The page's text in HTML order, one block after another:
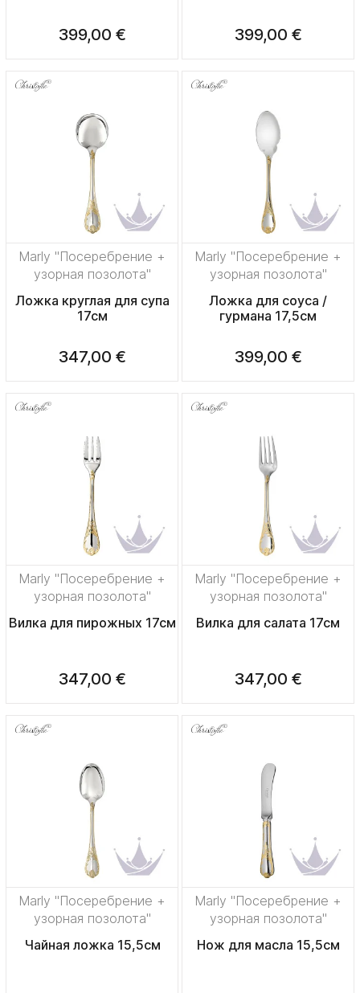
399,00 € 399,00 €
Marly "Посеребрение +
узорная позолота"
Ложка круглая для супа
17см
347,00 €
Marly "Посеребрение +
узорная позолота"
Ложка для соуса /
гурмана 17,5см
399,00 €
Marly "Посеребрение +
узорная позолота"
Вилка для пирожных 17см
347,00 €
Marly "Посеребрение +
узорная позолота"
Вилка для салата 17см
347,00 €
Marly "Посеребрение +
узорная позолота"
Чайная ложка 15,5см
Marly "Посеребрение +
узорная позолота"
Нож для масла 15,5см